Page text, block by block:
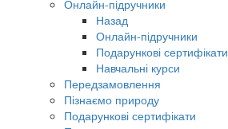
Онлайн-підручники
Назад
Онлайн-підручники
Подарункові сертифікати
Навчальні курси
Передзамовлення
Пізнаємо природу
Подарункові сертифікати